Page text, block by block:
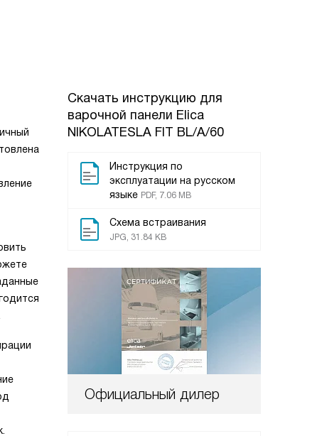
Скачать инструкцию для
варочной панели Elica
NIKOLATESLA FIT BL/A/60
Инструкция по
эксплуатации на русском
языке PDF, 7.06 MB
Схема встраивания
JPG, 31.84 KB
Официальный дилер